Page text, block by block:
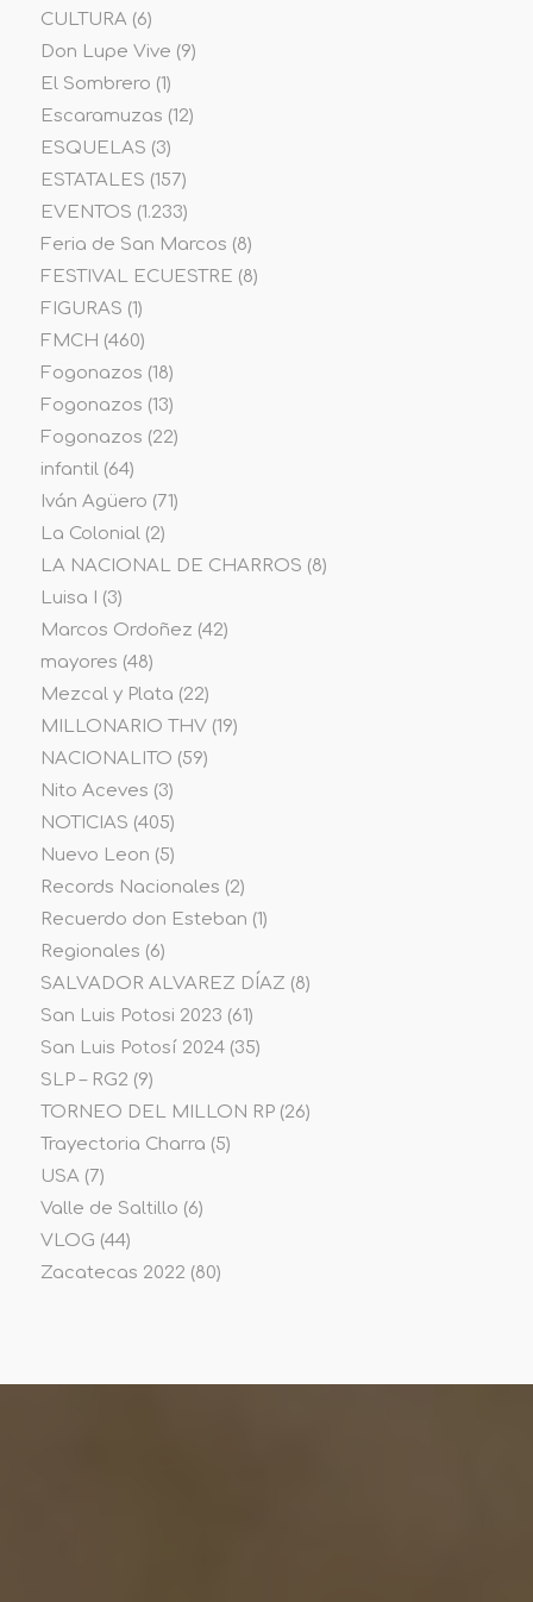
CULTURA(6)
Don Lupe Vive (9)
El Sombrero (1)
Escaramuzas (12)
ESQUELAS (3)
ESTATALES (157)
EVENTOS (1.233)
Feria de San Marcos (8)
FESTIVAL ECUESTRE (8)
FIGURAS (1)
FMCH (460)
Fogonazos (18)
Fogonazos (13)
Fogonazos (22)
infantil(64)
Iván Agüero (71)
La Colonial(2)
LA NACIONAL DE CHARROS (8)
Luisa I
(3)
Marcos Ordoñez (42)
mayores (48)
Mezcal y Plata (22)
MILLONARIO THV(19)
NACIONALITO (59)
Nito Aceves (3)
NOTICIAS (405)
Nuevo Leon (5)
Records Nacionales (2)
Recuerdo don Esteban (1)
Regionales (6)
SALVADOR ALVAREZ DÍAZ (8)
San Luis Potosi 2023 (61)
San Luis Potosí 2024(35)
SLP – RG2 (9)
TORNEO DEL MILLON RP(26)
Trayectoria Charra (5)
USA(7)
Valle de Saltillo (6)
VLOG (44)
Zacatecas 2022 (80)